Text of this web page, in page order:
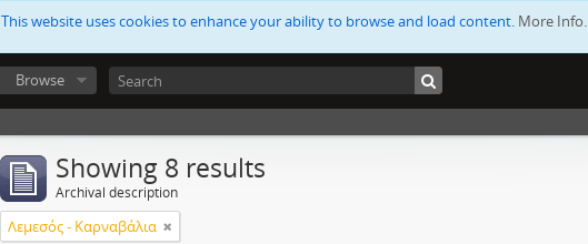
This website uses cookies to enhance your ability to browse and load content. More Info.
Browse
Showing 8 results
Archival description
Λεμεσός - Καρναβάλια